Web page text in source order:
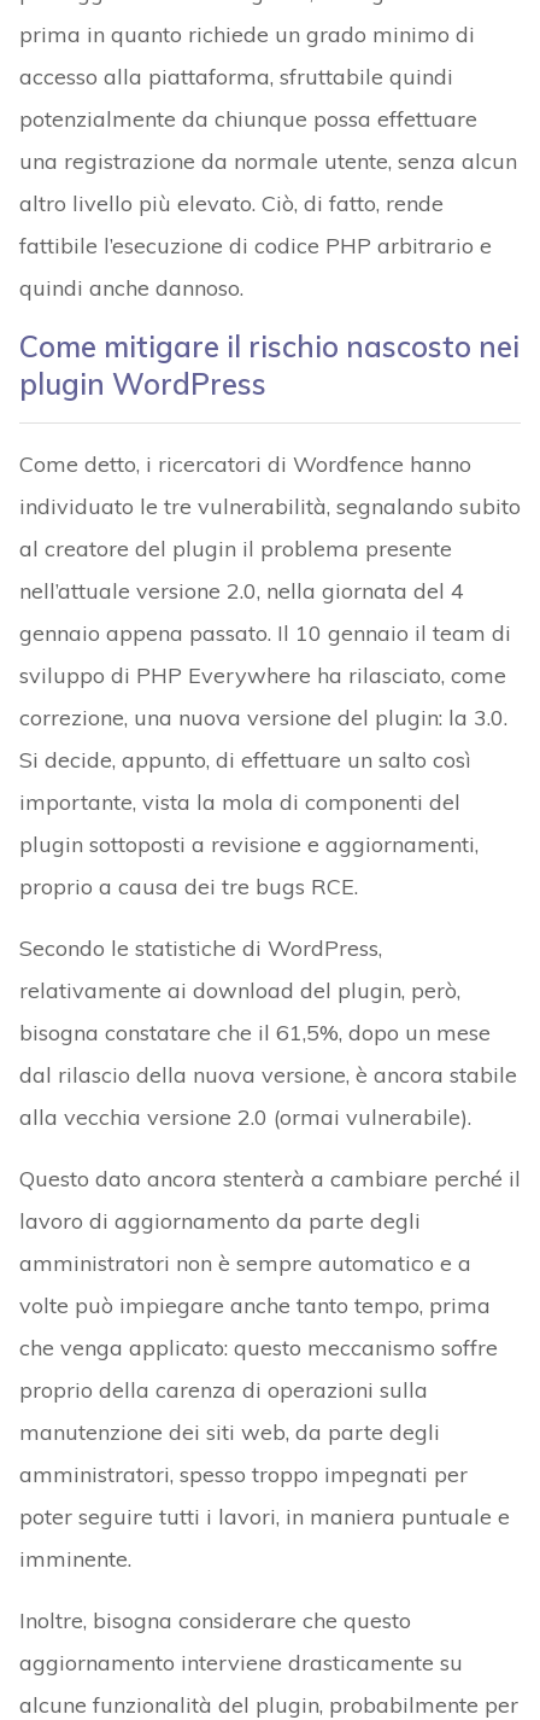
prima in quanto richiede un grado minimo di
accesso alla piattaforma, sfruttabile quindi
potenzialmente da chiunque possa effettuare
una registrazione da normale utente, senza alcun
altro livello più elevato. Ciò, di fatto, rende
fattibile l’esecuzione di codice PHP arbitrario e
quindi anche dannoso.
Come mitigare il rischio nascosto nei
plugin WordPress
Come detto, i ricercatori di Wordfence hanno
individuato le tre vulnerabilità, segnalando subito
al creatore del plugin il problema presente
nell’attuale versione 2.0, nella giornata del 4
gennaio appena passato. Il 10 gennaio il team di
sviluppo di PHP Everywhere ha rilasciato, come
correzione, una nuova versione del plugin: la 3.0.
Si decide, appunto, di effettuare un salto così
importante, vista la mola di componenti del
plugin sottoposti a revisione e aggiornamenti,
proprio a causa dei tre bugs RCE.
Secondo le statistiche di WordPress,
relativamente ai download del plugin, però,
bisogna constatare che il 61,5%, dopo un mese
dal rilascio della nuova versione, è ancora stabile
alla vecchia versione 2.0 (ormai vulnerabile).
Questo dato ancora stenterà a cambiare perché il
lavoro di aggiornamento da parte degli
amministratori non è sempre automatico e a
volte può impiegare anche tanto tempo, prima
che venga applicato: questo meccanismo soffre
proprio della carenza di operazioni sulla
manutenzione dei siti web, da parte degli
amministratori, spesso troppo impegnati per
poter seguire tutti i lavori, in maniera puntuale e
imminente.
Inoltre, bisogna considerare che questo
aggiornamento interviene drasticamente su
alcune funzionalità del plugin, probabilmente per